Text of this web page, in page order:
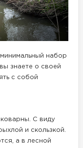
набор
знаете о своей
с собой
С виду
и скользкой.
а в лесной